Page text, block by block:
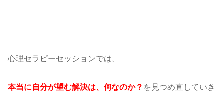
心理セラピーセッションでは、
本当に自分が望む解決は、何なのか？ を見つめ直していき